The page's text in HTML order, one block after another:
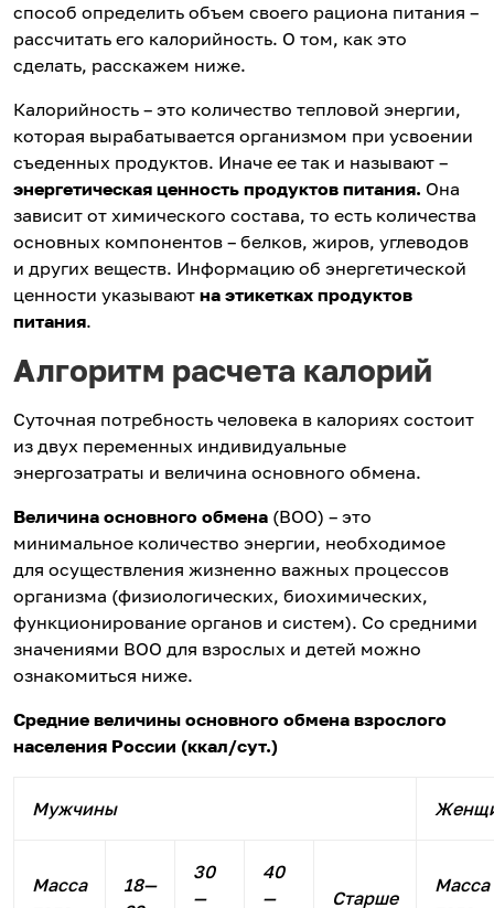
способ определить объем своего рациона питания –
рассчитать его калорийность. О том, как это
сделать, расскажем ниже.
Калорийность – это количество тепловой энергии,
которая вырабатывается организмом при усвоении
съеденных продуктов. Иначе ее так и называют –
энергетическая ценность продуктов питания. Она
зависит от химического состава, то есть количества
основных компонентов – белков, жиров, углеводов
и других веществ. Информацию об энергетической
ценности указывают на этикетках продуктов
питания.
Алгоритм расчета калорий
Суточная потребность человека в калориях состоит
из двух переменных индивидуальные
энергозатраты и величина основного обмена.
Величина основного обмена (ВОО) – это
минимальное количество энергии, необходимое
для осуществления жизненно важных процессов
организма (физиологических, биохимических,
функционирование органов и систем). Со средними
значениями ВОО для взрослых и детей можно
ознакомиться ниже.
Средние величины основного обмена взрослого
населения России (ккал/сут.)
Мужчины
Масса
18—
30
—
40
—
Старше
Масса